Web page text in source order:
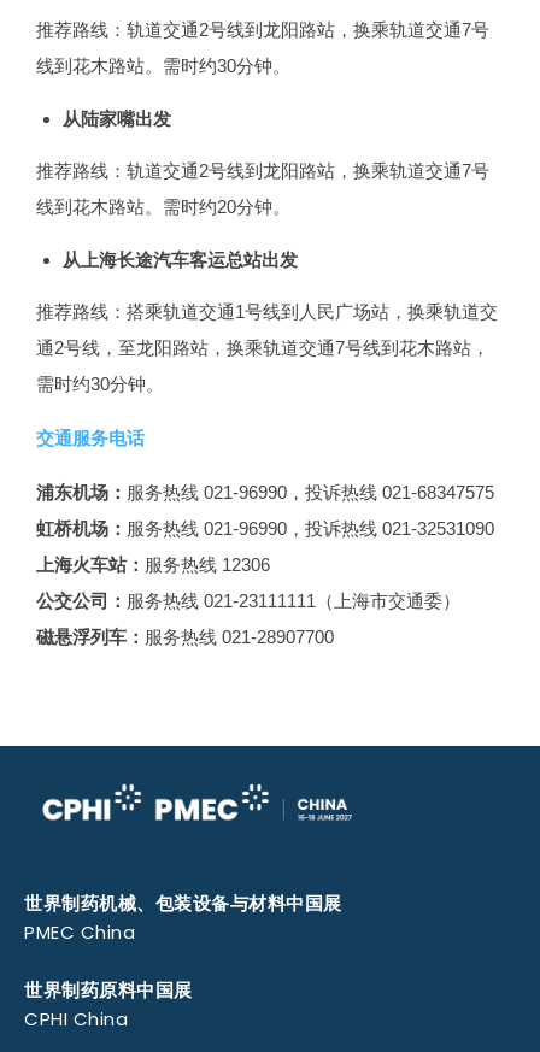
推荐路线：轨道交通2号线到龙阳路站，换乘轨道交通7号
线到花木路站。需时约30分钟。
从陆家嘴出发
推荐路线：轨道交通2号线到龙阳路站，换乘轨道交通7号
线到花木路站。需时约20分钟。
从上海长途汽车客运总站出发
推荐路线：搭乘轨道交通1号线到人民广场站，换乘轨道交
通2号线，至龙阳路站，换乘轨道交通7号线到花木路站，
需时约30分钟。
交通服务电话
浦东机场： 服务热线 021-96990，投诉热线 021-68347575
虹桥机场： 服务热线 021-96990，投诉热线 021-32531090
上海火车站： 服务热线 12306
公交公司： 服务热线 021-23111111（上海市交通委）
磁悬浮列车： 服务热线 021-28907700
世界制药机械、包装设备与材料中国展
PMEC China
世界制药原料中国展
CPHI China